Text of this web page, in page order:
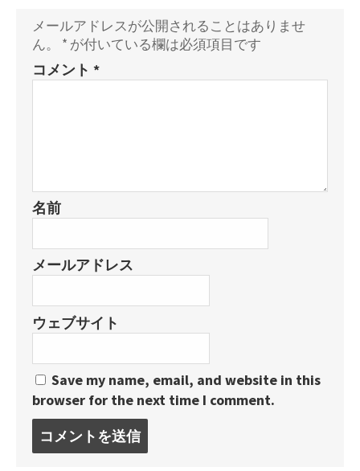
メールアドレスが公開されることはありませ
ん。
* が付いている欄は必須項目です
コメント *
名前
メールアドレス
ウェブサイト
Save my name, email, and website in this
browser for the next time I comment.
メ